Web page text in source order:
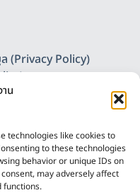
น
technologies like cookies to
to these technologies
behavior or unique IDs on
may adversely affect
functions.
(Privacy Policy)
าศาสตร์ (ชลบุรี)
College
จ.ชลบุรี 20160